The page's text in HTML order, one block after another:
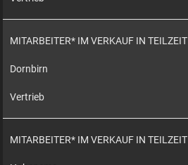
MITARBEITER* IM VERKAUF IN TEILZEIT
Dornbirn
Vertrieb
MITARBEITER* IM VERKAUF IN TEILZEIT